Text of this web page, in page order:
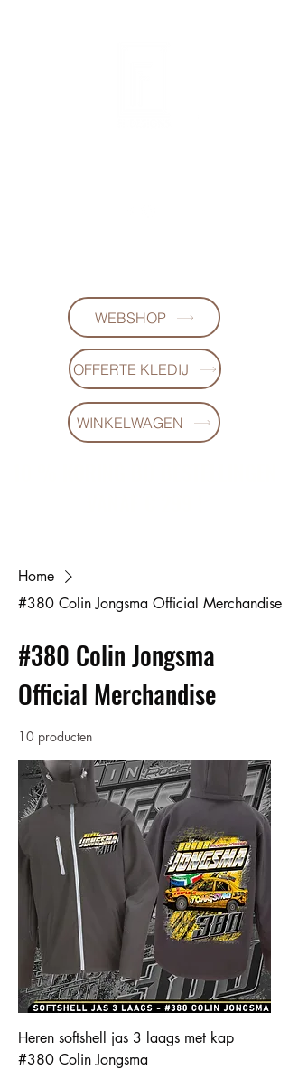
WEBSHOP
OFFERTE KLEDIJ
WINKELWAGEN
Home
#380 Colin Jongsma Official Merchandise
#380 Colin Jongsma
Official Merchandise
10 producten
Heren softshell jas 3 laags met kap
#380 Colin Jongsma